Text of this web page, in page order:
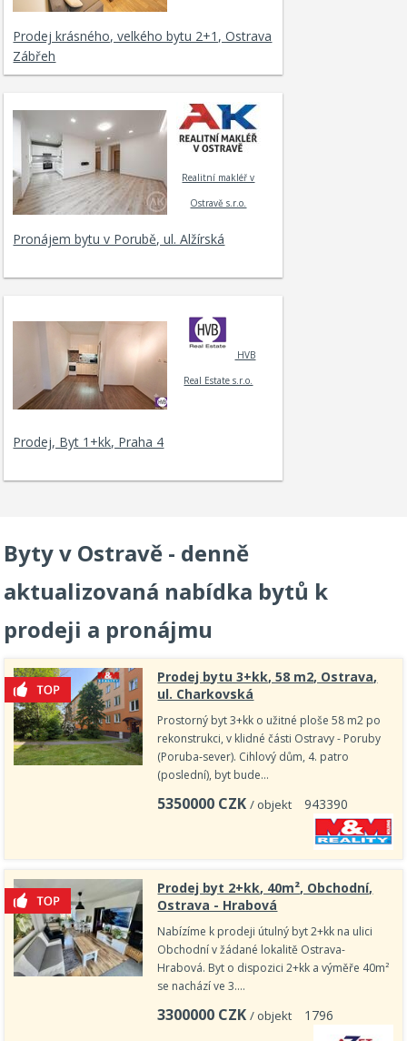
Prodej krásného, velkého bytu 2+1, Ostrava
Zábřeh
Realitní makléř v
Ostravě s.r.o.
Pronájem bytu v Porubě, ul. Alžírská
HVB
Real Estate s.r.o.
Prodej, Byt 1+kk, Praha 4
Byty v Ostravě - denně
aktualizovaná nabídka bytů k
prodeji a pronájmu
Prodej bytu 3+kk, 58 m2, Ostrava,
ul. Charkovská
Prostorný byt 3+kk o užitné ploše 58 m2 po
rekonstrukci, v klidné části Ostravy - Poruby
(Poruba‑sever). Cihlový dům, 4. patro
(poslední), byt bude…
5350000 CZK / objekt 943390
Prodej byt 2+kk, 40m², Obchodní,
Ostrava - Hrabová
Nabízíme k prodeji útulný byt 2+kk na ulici
Obchodní v žádané lokalitě Ostrava-
Hrabová. Byt o dispozici 2+kk a výměře 40m²
se nachází ve 3.…
3300000 CZK / objekt 1 796